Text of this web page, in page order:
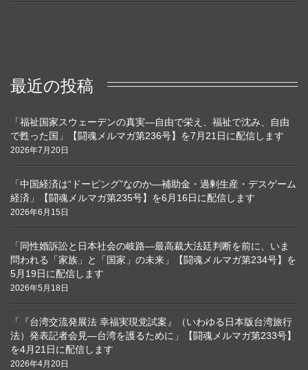
最近の投稿
「福祉国家スウェーデンの真実―自由で栄え、福祉で沈み、自由
で甦った国」【闘魂メルマガ第236号】を7月21日に配信します
2026年7月20日
「中国経済は“ドーピング”なのか―補助金・過剰生産・デスゲーム
経済」【闘魂メルマガ第235号】を6月16日に配信します
2026年6月15日
「同性婚訴訟と日本社会の岐路―最高裁大法廷判断を前に、いま
問われる「家族」と「国家」の未来」【闘魂メルマガ第234号】を
5月19日に配信します
2026年5月18日
「『台湾交流発展法 幸福実現党試案』（いわゆる日本版台湾旅行
法）発表記者会見―台湾を護るために」【闘魂メルマガ第233号】
を4月21日に配信します
2026年4月20日